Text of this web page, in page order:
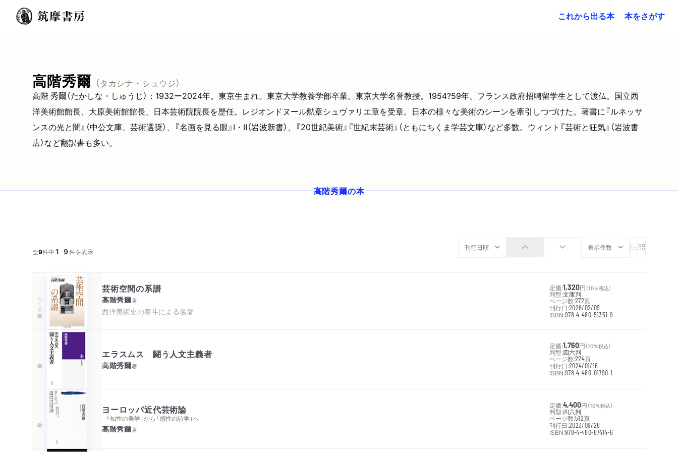
これから出る本 本をさがす
高階秀爾 （タカシナ・シュウジ）
高階 秀爾（たかしな・しゅうじ）：1932ー2024年。東京生まれ。東京大学教養学部卒業。東京大学名誉教授。1954?59年、フランス政府招聘留学生として渡仏。国立西
洋美術館館長、大原美術館館長、日本芸術院院長を歴任。レジオンドヌール勲章シュヴァリエ章を受章。日本の様々な美術のシーンを牽引しつづけた。著書に『ルネッサ
ンスの光と闇』（中公文庫、芸術選奨）、『名画を見る眼』Ⅰ・Ⅱ（岩波新書）、『20世紀美術』『世紀末芸術』（ともにちくま学芸文庫）など多数。ウィント『芸術と狂気』（岩波書
店）など翻訳書も多い。
高階秀爾の本
全9件中1─9件を表示
ちくま学芸文庫
芸術空間の系譜
高階秀爾著
定価:1,320円 （10％税込）
判型:文庫判
ページ数:272頁
刊行日:2026/02/09
ISBN:978-4-480-51351-9
エラスムス 闘う人文主義者
高階秀爾著
定価:1,760円 （10％税込）
判型:四六判
ページ数:224頁
刊行日:2024/01/16
ISBN:978-4-480-01790-1
ヨーロッパ近代芸術論
─「知性の美学」から「感性の詩学」へ
高階秀爾著
定価:4,400円 （10％税込）
判型:四六判
ページ数:512頁
刊行日:2023/09/28
ISBN:978-4-480-87414-6